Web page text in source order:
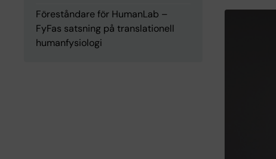
Föreståndare för HumanLab –
FyFas satsning på translationell
humanfysiologi